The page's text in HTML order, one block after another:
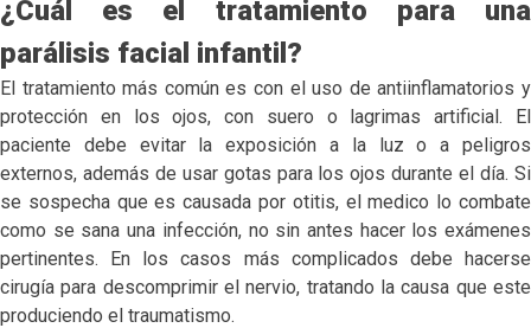
¿Cuál es el tratamiento para una
parálisis facial infantil?
El tratamiento más común es con el uso de antiinflamatorios y
protección en los ojos, con suero o lagrimas artificial. El
paciente debe evitar la exposición a la luz o a peligros
externos, además de usar gotas para los ojos durante el día. Si
se sospecha que es causada por otitis, el medico lo combate
como se sana una infección, no sin antes hacer los exámenes
pertinentes. En los casos más complicados debe hacerse
cirugía para descomprimir el nervio, tratando la causa que este
produciendo el traumatismo.